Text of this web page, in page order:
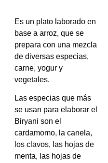
Es un plato laborado en
base a arroz, que se
prepara con una mezcla
de diversas especias,
carne, yogur y
vegetales.
Las especias que más
se usan para elaborar el
Biryani son el
cardamomo, la canela,
los clavos, las hojas de
menta, las hojas de